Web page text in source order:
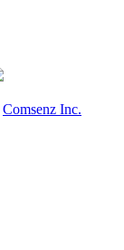
Comsenz Inc.